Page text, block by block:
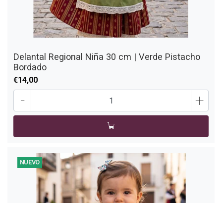
Delantal Regional Niña 30 cm | Verde Pistacho
Bordado
€14,00
- +
NUEVO